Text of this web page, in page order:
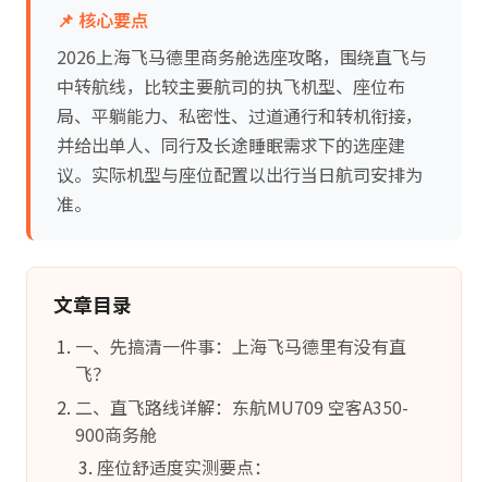
📌 核心要点
2026上海飞马德里商务舱选座攻略，围绕直飞与
中转航线，比较主要航司的执飞机型、座位布
局、平躺能力、私密性、过道通行和转机衔接，
并给出单人、同行及长途睡眠需求下的选座建
议。实际机型与座位配置以出行当日航司安排为
准。
文章目录
一、先搞清一件事：上海飞马德里有没有直
飞？
二、直飞路线详解：东航MU709 空客A350-
900商务舱
座位舒适度实测要点：